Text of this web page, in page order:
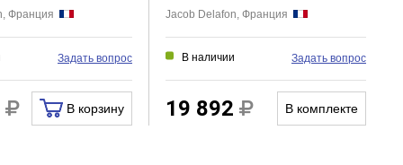
Франция
Задать вопрос
В корзину
Jacob Delafon, Франция
В наличии Задать вопрос
19 892 В комплекте